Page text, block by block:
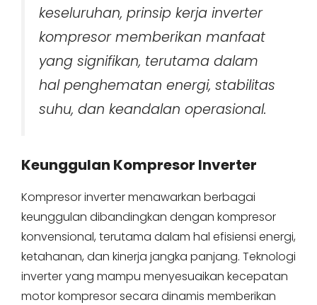
keseluruhan, prinsip kerja inverter
kompresor memberikan manfaat
yang signifikan, terutama dalam
hal penghematan energi, stabilitas
suhu, dan keandalan operasional.
Keunggulan Kompresor Inverter
Kompresor inverter menawarkan berbagai
keunggulan dibandingkan dengan kompresor
konvensional, terutama dalam hal efisiensi energi,
ketahanan, dan kinerja jangka panjang. Teknologi
inverter yang mampu menyesuaikan kecepatan
motor kompresor secara dinamis memberikan